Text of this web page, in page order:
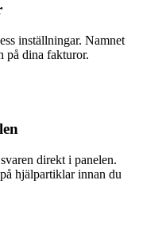
inställningar. Namnet
på dina fakturor.
direkt i panelen.
hjälpartiklar innan du